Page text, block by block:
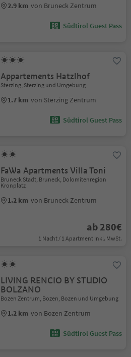
2.9 km von Bruneck Zentrum
Südtirol Guest Pass
Appartements Hatzlhof
Sterzing, Sterzing und Umgebung
1.7 km von Sterzing Zentrum
Südtirol Guest Pass
FaWa Apartments Villa Toni
Bruneck Stadt, Bruneck, Dolomitenregion
Kronplatz
1.2 km von Bruneck Zentrum
ab 280€
1 Nacht / 1 Apartment Inkl. MwSt.
LIVING RENCIO BY STUDIO
BOLZANO
Bozen Zentrum, Bozen, Bozen und Umgebung
1.2 km von Bozen Zentrum
Südtirol Guest Pass